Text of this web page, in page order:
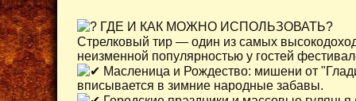
ГДЕ И КАК МОЖНО ИСПОЛЬЗОВАТЬ?
Стрелковый тир — один из самых
неизменной популярностью у гостей
Масленица и Рождество: мишени от
вписывается в зимние народные забавы.